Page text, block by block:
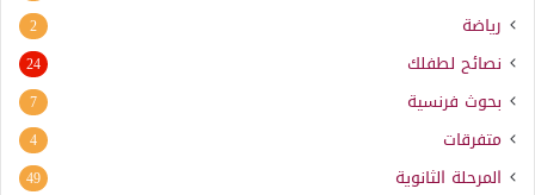
رياضة 2
نصائح لطفلك 24
بحوث فرنسية 7
متفرقات 4
المرحلة الثانوية 49